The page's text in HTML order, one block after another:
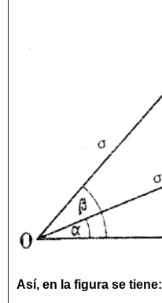
Así, en la figura se tiene: